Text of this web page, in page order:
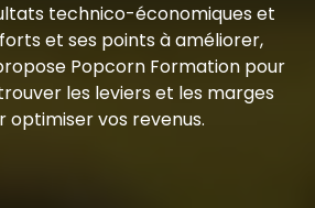
technico-économiques et
et ses points à améliorer,
Popcorn Formation pour
les leviers et les marges
vos revenus.